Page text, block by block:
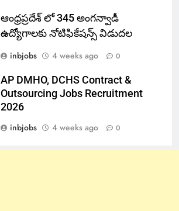
ఆంధ్రప్రదేశ్ లో 345 అంగన్వాడీ
ఉద్యోగాలకు నోటిఫికేషన్స్ విడుదల
inbjobs
4 weeks ago 0
AP DMHO, DCHS Contract &
Outsourcing Jobs Recruitment
2026
inbjobs
4 weeks ago 0